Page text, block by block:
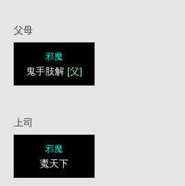
父母
邪魔
鬼手肢解 [父]
上司
邪魔
魙天下